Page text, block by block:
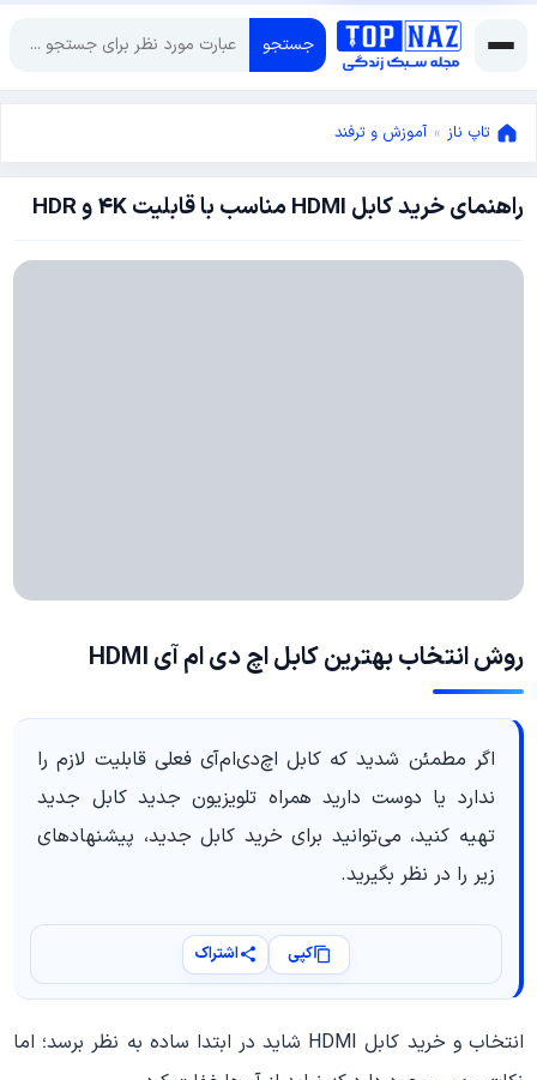
جستجو
تاپ ناز » آموزش و ترفند
راهنمای خرید کابل HDMI مناسب با قابلیت 4K و HDR
دسامبر
2017
روش انتخاب بهترین کابل اچ دی ام آی HDMI
اگر مطمئن شدید که کابل اچ‌دی‌ام‌آی فعلی قابلیت لازم را
ندارد یا دوست دارید همراه تلویزیون جدید کابل جدید
تهیه کنید، می‌توانید برای خرید کابل جدید، پیشنهاد‌های
زیر را در نظر بگیرید.
کپی اشتراک
انتخاب و خرید کابل HDMI شاید در ابتدا ساده به نظر برسد؛ اما